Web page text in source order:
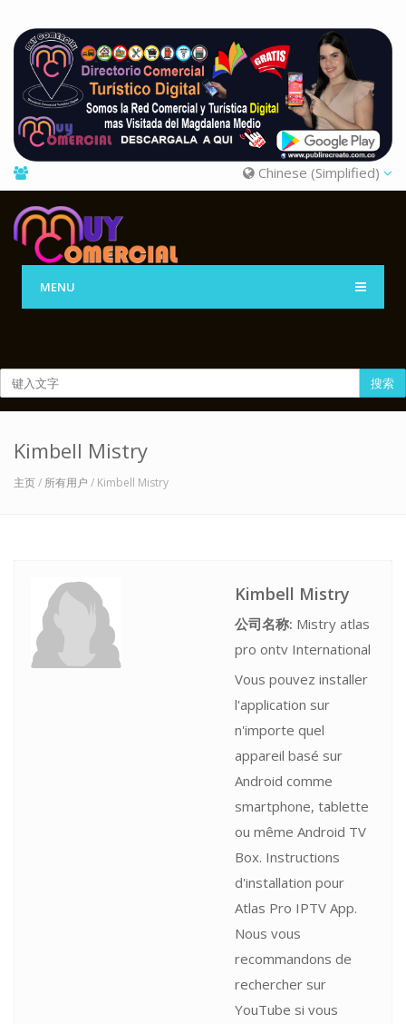
Chinese (Simplified)
MENU
搜索
Kimbell Mistry
主页/ 所有用户 / Kimbell Mistry
Kimbell Mistry
公司名称: Mistry atlas
pro ontv International
Vous pouvez installer
l'application sur
n'importe quel
appareil basé sur
Android comme
smartphone, tablette
ou même Android TV
Box. Instructions
d'installation pour
Atlas Pro IPTV App.
Nous vous
recommandons de
rechercher sur
YouTube si vous